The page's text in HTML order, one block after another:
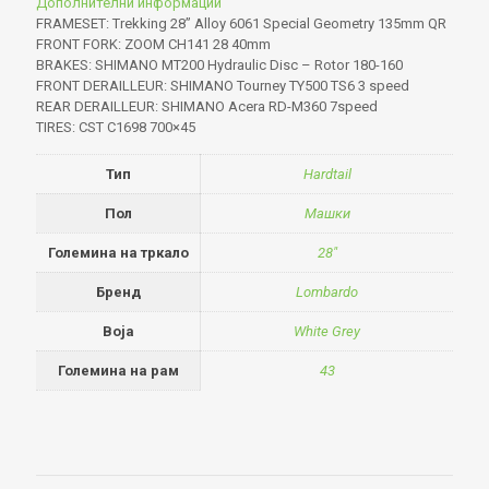
FRAMESET: Trekking 28” Alloy 6061 Special Geometry 135mm QR
FRONT FORK: ZOOM CH141 28 40mm
BRAKES: SHIMANO MT200 Hydraulic Disc – Rotor 180-160
FRONT DERAILLEUR: SHIMANO Tourney TY500 TS6 3 speed
REAR DERAILLEUR: SHIMANO Acera RD-M360 7speed
TIRES: CST C1698 700×45
Тип Hardtail
Пол Машки
Големина на тркало 28"
Бренд Lombardo
Boja White Grey
Големина на рам 43